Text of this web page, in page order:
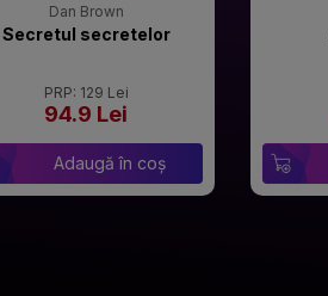
Dan Brown
Secretul secretelor
PRP: 129 Lei
94.9 Lei
Adaugă în coș